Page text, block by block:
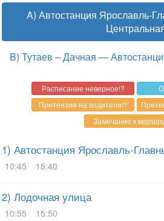
A) Автостанция Ярославль-
B) Тутаев – Дачная —
1) Автостанция Ярославль-
10:45 15:40
2) Лодочная улица
10:55 15:50